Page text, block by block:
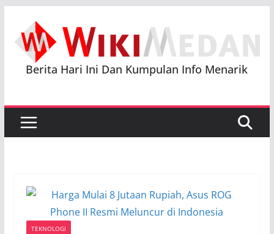
content
Berita Hari Ini Dan Kumpulan Info Menarik
TEKNOLOGI